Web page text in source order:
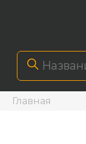
Главная